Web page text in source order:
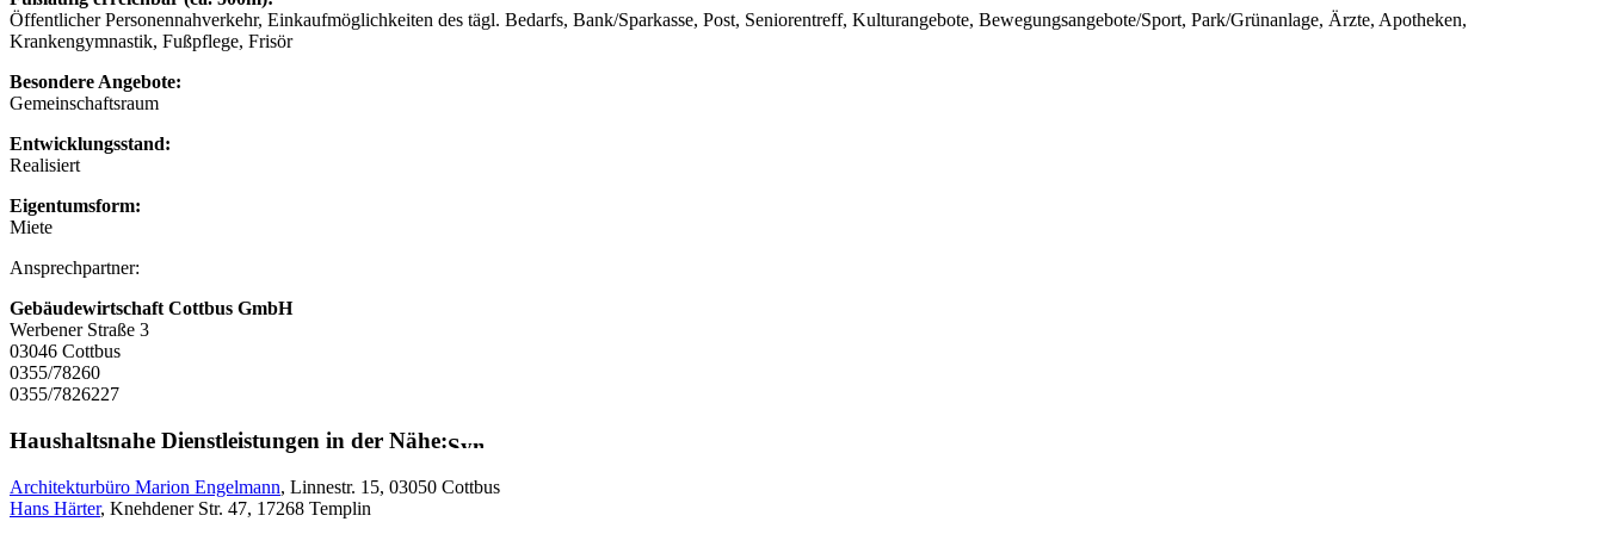
Öffentlicher Personennahverkehr, Einkaufmöglichkeiten des tägl. Bedarfs, Bank/Sparkasse, Post, Seniorentreff, Kulturangebote, Bewegungsangebote/Sport, Park/Grünanlage, Ärzte, Apotheken,
Krankengymnastik, Fußpflege, Frisör
Besondere Angebote:
Gemeinschaftsraum
Entwicklungsstand:
Realisiert
Eigentumsform:
Miete
Ansprechpartner:
Gebäudewirtschaft Cottbus GmbH
Werbener Straße 3
03046 Cottbus
0355/78260
0355/7826227
Haushaltsnahe Dienstleistungen in der Nähe:
Architekturbüro Marion Engelmann, Linnestr. 15, 03050 Cottbus
Hans Härter, Knehdener Str. 47, 17268 Templin